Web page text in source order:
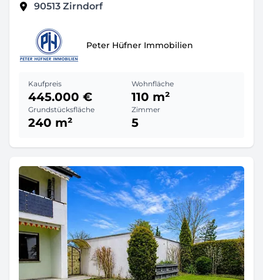
90513 Zirndorf
Peter Hüfner Immobilien
Kaufpreis
445.000 €
Wohnfläche
110 m²
Grundstücksfläche
240 m²
Zimmer
5